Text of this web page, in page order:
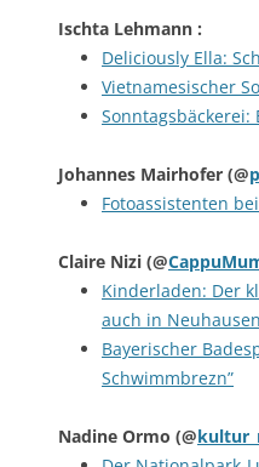
Ischta Lehmann :
Deliciously Ella:
Vietnamesischer
Sonntagsbäckerei:
Johannes Mairhofer (@
Fotoassistenten
Claire Nizi (@
Kinderladen: Der
auch in Neuhausen
Bayerischer
Schwimmbrezn”
Nadine Ormo (@